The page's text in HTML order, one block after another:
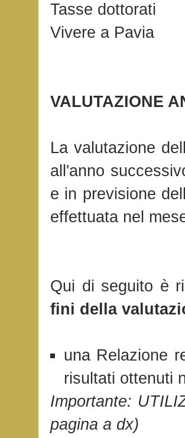
Tasse dottorati
Vivere a Pavia
VALUTAZIONE
La valutazione
all'anno
e in previsione
effettuata nel
Qui di seguito è
fini della
una Relazione
risultati ottenuti
Importante:
pagina a dx)